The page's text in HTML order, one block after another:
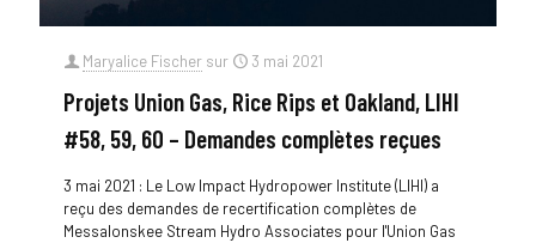
Maryalice Fischer sur 3 mai 2021
Projets Union Gas, Rice Rips et Oakland, LIHI
#58, 59, 60 – Demandes complètes reçues
3 mai 2021 : Le Low Impact Hydropower Institute (LIHI) a
reçu des demandes de recertification complètes de
Messalonskee Stream Hydro Associates pour l'Union Gas